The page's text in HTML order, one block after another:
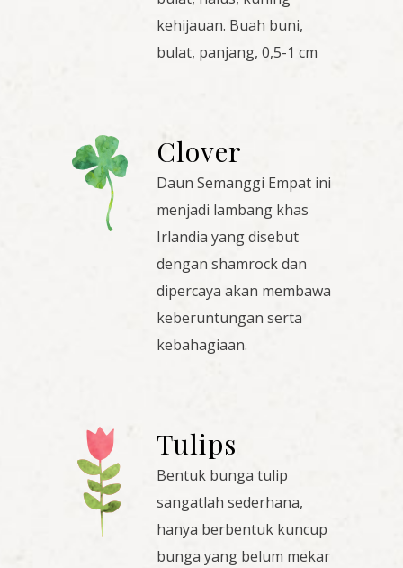
kehijauan. Buah buni,
bulat, panjang, 0,5-1 cm
Clover
Daun Semanggi Empat ini
menjadi lambang khas
Irlandia yang disebut
dengan shamrock dan
dipercaya akan membawa
keberuntungan serta
kebahagiaan.
Tulips
Bentuk bunga tulip
sangatlah sederhana,
hanya berbentuk kuncup
bunga yang belum mekar